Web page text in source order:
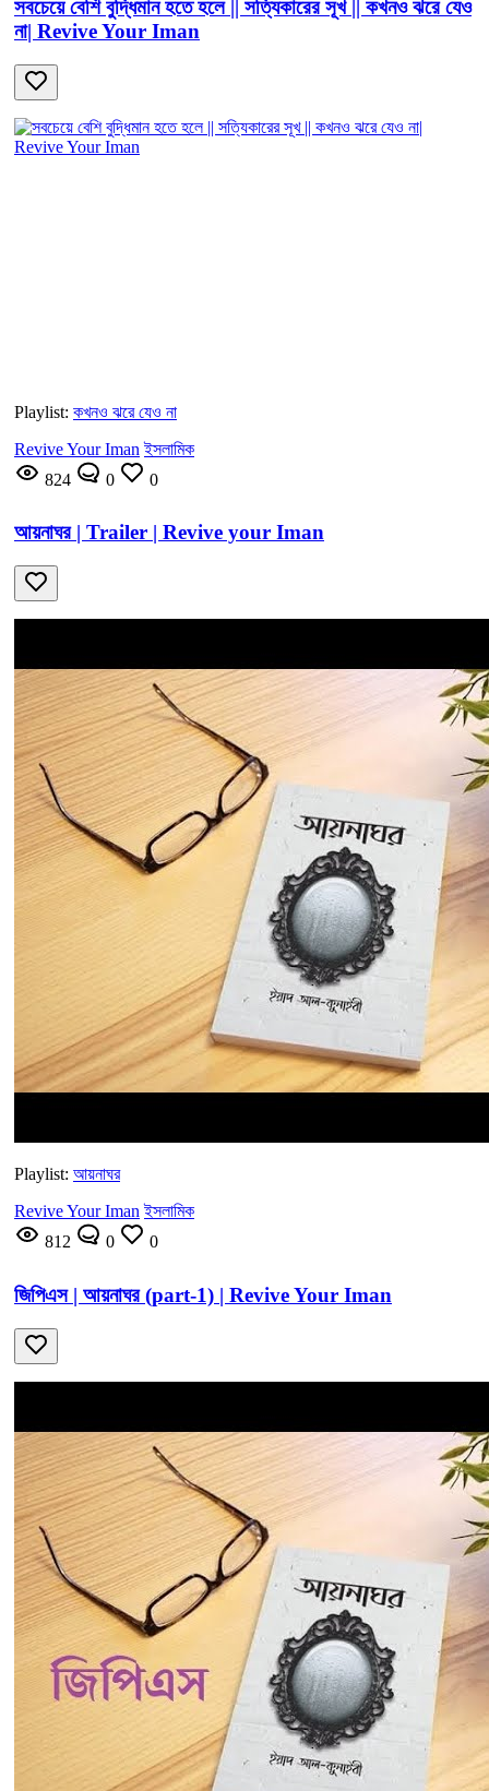
সবচেয়ে বেশি বুদ্ধিমান হতে হলে || সত্যিকারের সূখ || কখনও ঝরে যেও
না| Revive Your Iman
Playlist: কখনও ঝরে যেও না
Revive Your Iman ইসলামিক
824
0 0
আয়নাঘর | Trailer | Revive your Iman
Playlist: আয়নাঘর
Revive Your Iman ইসলামিক
812
0 0
জিপিএস | আয়নাঘর (part-1) | Revive Your Iman